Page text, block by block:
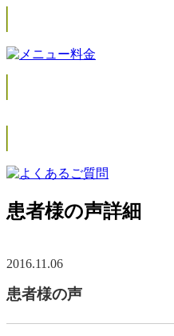
患者様の声詳細
2016.11.06
患者様の声